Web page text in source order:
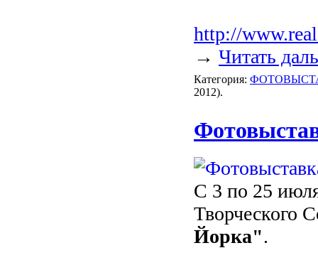
http://
→ Читать
Категория:
2012).
С 3 по 25
Йорка".